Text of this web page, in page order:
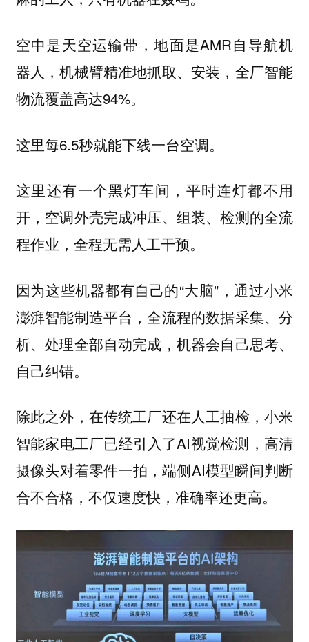
空中是天空运输带，地面是AMR自导航机
器人，机械臂精准地抓取、安装，全厂智能
物流覆盖高达94%。
这里每6.5秒就能下线一台空调。
这里还有一个黑灯车间，平时连灯都不用
开，空调外壳完成冲压、组装、检测的全流
程作业，全程无需人工干预。
因为这些机器都有自己的“大脑”，通过小米
澎湃智能制造平台，全流程的数据采集、分
析、处理全部自动完成，机器会自己思考、
自己纠错。
除此之外，在传统工厂还在人工抽检，小米
智能家电工厂已经引入了AI视觉检测，高清
摄像头对着零件一拍，端侧AI模型瞬间判断
合不合格，不仅速度快，准确率还更高。